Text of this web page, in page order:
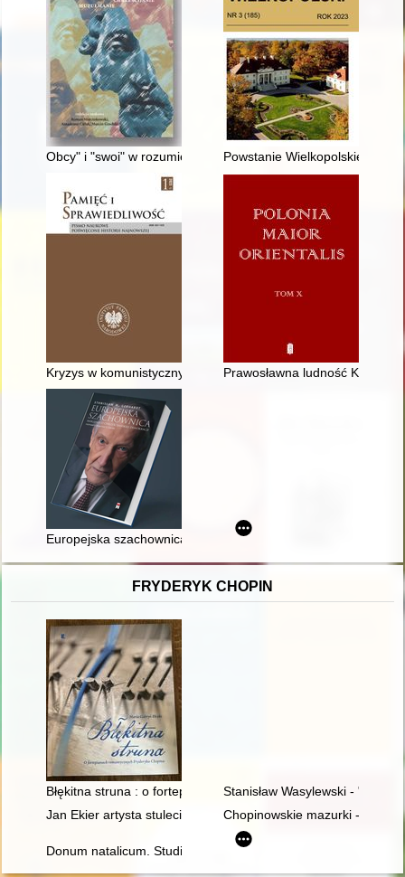
Obcy" i "swoi" w rozumieniu Dowa Bera z Bolechowa (1723-
Powstanie Wielkopolskie
Kryzys w komunistycznych Chinach w 1989 roku i jego
Prawosławna ludność Konina
Europejska szachownica : marzenie o chrześcijańskiej
FRYDERYK CHOPIN
Błękitna struna : o fortepianach romantycznych Fryderyka
Stanisław Wasylewski -
Jan Ekier artysta stulecia - w darze Chopinowi. Księga
Chopinowskie mazurki - czyli
Donum natalicum. Studia Thaddaeo Przybylski octogenario